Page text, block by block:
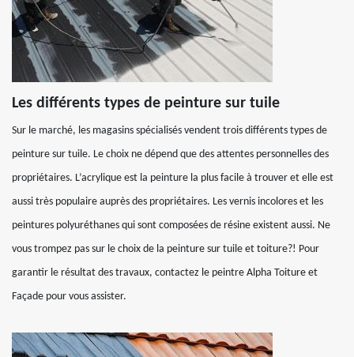
Les différents types de peinture sur tuile
Sur le marché, les magasins spécialisés vendent trois différents types de
peinture sur tuile. Le choix ne dépend que des attentes personnelles des
propriétaires. L’acrylique est la peinture la plus facile à trouver et elle est
aussi très populaire auprès des propriétaires. Les vernis incolores et les
peintures polyuréthanes qui sont composées de résine existent aussi. Ne
vous trompez pas sur le choix de la peinture sur tuile et toiture?! Pour
garantir le résultat des travaux, contactez le peintre Alpha Toiture et
Façade pour vous assister.